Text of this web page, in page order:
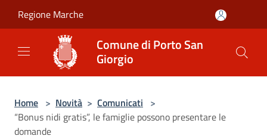
Regione Marche
Comune di Porto San
Giorgio
Home > Novità > Comunicati >
“Bonus nidi gratis”, le famiglie possono presentare le
domande